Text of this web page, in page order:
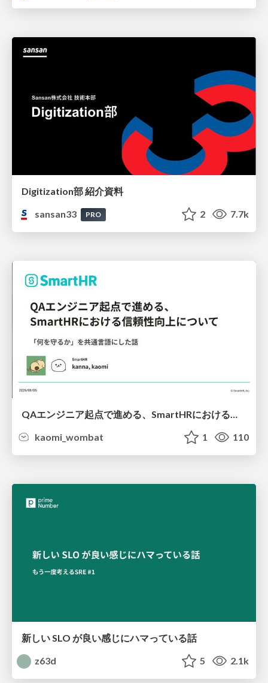
Digitization部 紹介資料
sansan33
PRO 2 7.7k
QAエンジニア起点で進める、SmartHRにおける信頼性向上について
kaomi_wombat
1 110
新しい SLO が良い感じにハマっている話
z63d
5 2.1k